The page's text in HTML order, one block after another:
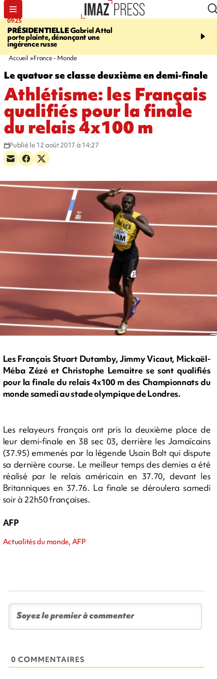
09:25
PRÉSIDENTIELLEGabriel Attal
porte plainte, dénonçant une
ingérence russe
11:43
accident après le virage
Accueil France - Monde
Le quatuor se classe deuxième en demi-finale
Athlétisme: les Français
qualifiés pour la finale
du relais 4x100 m
Publié le 12 août 2017 à 14:27
Les Français Stuart Dutamby, Jimmy Vicaut, Mickaël-
Méba Zézé et Christophe Lemaitre se sont qualifiés
pour la finale du relais 4x100 m des Championnats du
monde samedi au stade olympique de Londres.
Les relayeurs français ont pris la deuxième place de
leur demi-finale en 38 sec 03, derrière les Jamaïcains
(37.95) emmenés par la légende Usain Bolt qui dispute
sa dernière course. Le meilleur temps des demies a été
réalisé par le relais américain en 37.70, devant les
Britanniques en 37.76. La finale se déroulera samedi
soir à 22h50 françaises.
AFP
Actualités du monde, AFP
0 COMMENTAIRES